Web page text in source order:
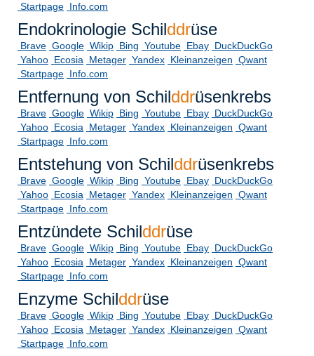
Startpage Info.com
Endokrinologie Schilddrüse
Brave Google Wikip Bing Youtube Ebay DuckDuckGo
Yahoo Ecosia Metager Yandex Kleinanzeigen Qwant
Startpage Info.com
Entfernung von Schilddrüsenkrebs
Brave Google Wikip Bing Youtube Ebay DuckDuckGo
Yahoo Ecosia Metager Yandex Kleinanzeigen Qwant
Startpage Info.com
Entstehung von Schilddrüsenkrebs
Brave Google Wikip Bing Youtube Ebay DuckDuckGo
Yahoo Ecosia Metager Yandex Kleinanzeigen Qwant
Startpage Info.com
Entzündete Schilddrüse
Brave Google Wikip Bing Youtube Ebay DuckDuckGo
Yahoo Ecosia Metager Yandex Kleinanzeigen Qwant
Startpage Info.com
Enzyme Schilddrüse
Brave Google Wikip Bing Youtube Ebay DuckDuckGo
Yahoo Ecosia Metager Yandex Kleinanzeigen Qwant
Startpage Info.com